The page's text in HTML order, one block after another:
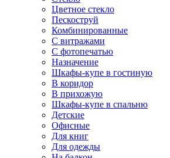
Цветное стекло
Пескоструй
Комбинированные
С витражами
С фотопечатью
Назначение
Шкафы-купе в гостиную
В коридор
В прихожую
Шкафы-купе в спальню
Детские
Офисные
Для книг
Для одежды